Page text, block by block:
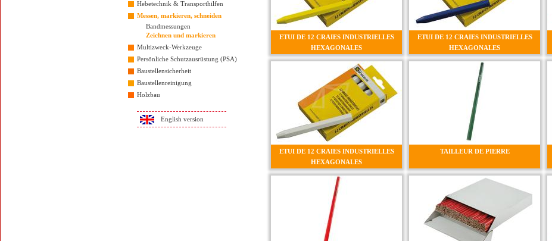
Hebetechnik & Transporthilfen
Messen, markieren, schneiden
Bandmessungen
Zeichnen und markieren
Multizweck-Werkzeuge
Persönliche Schutzausrüstung (PSA)
Baustellensicherheit
Baustellenreinigung
Holzbau
English version
ETUI DE 12 CRAIES INDUSTRIELLES
HEXAGONALES
ETUI DE 12 CRAIES INDUSTRIELLES
HEXAGONALES
ETUI DE 12 CRAIES INDUSTRIELLES
HEXAGONALES
TAILLEUR DE PIERRE